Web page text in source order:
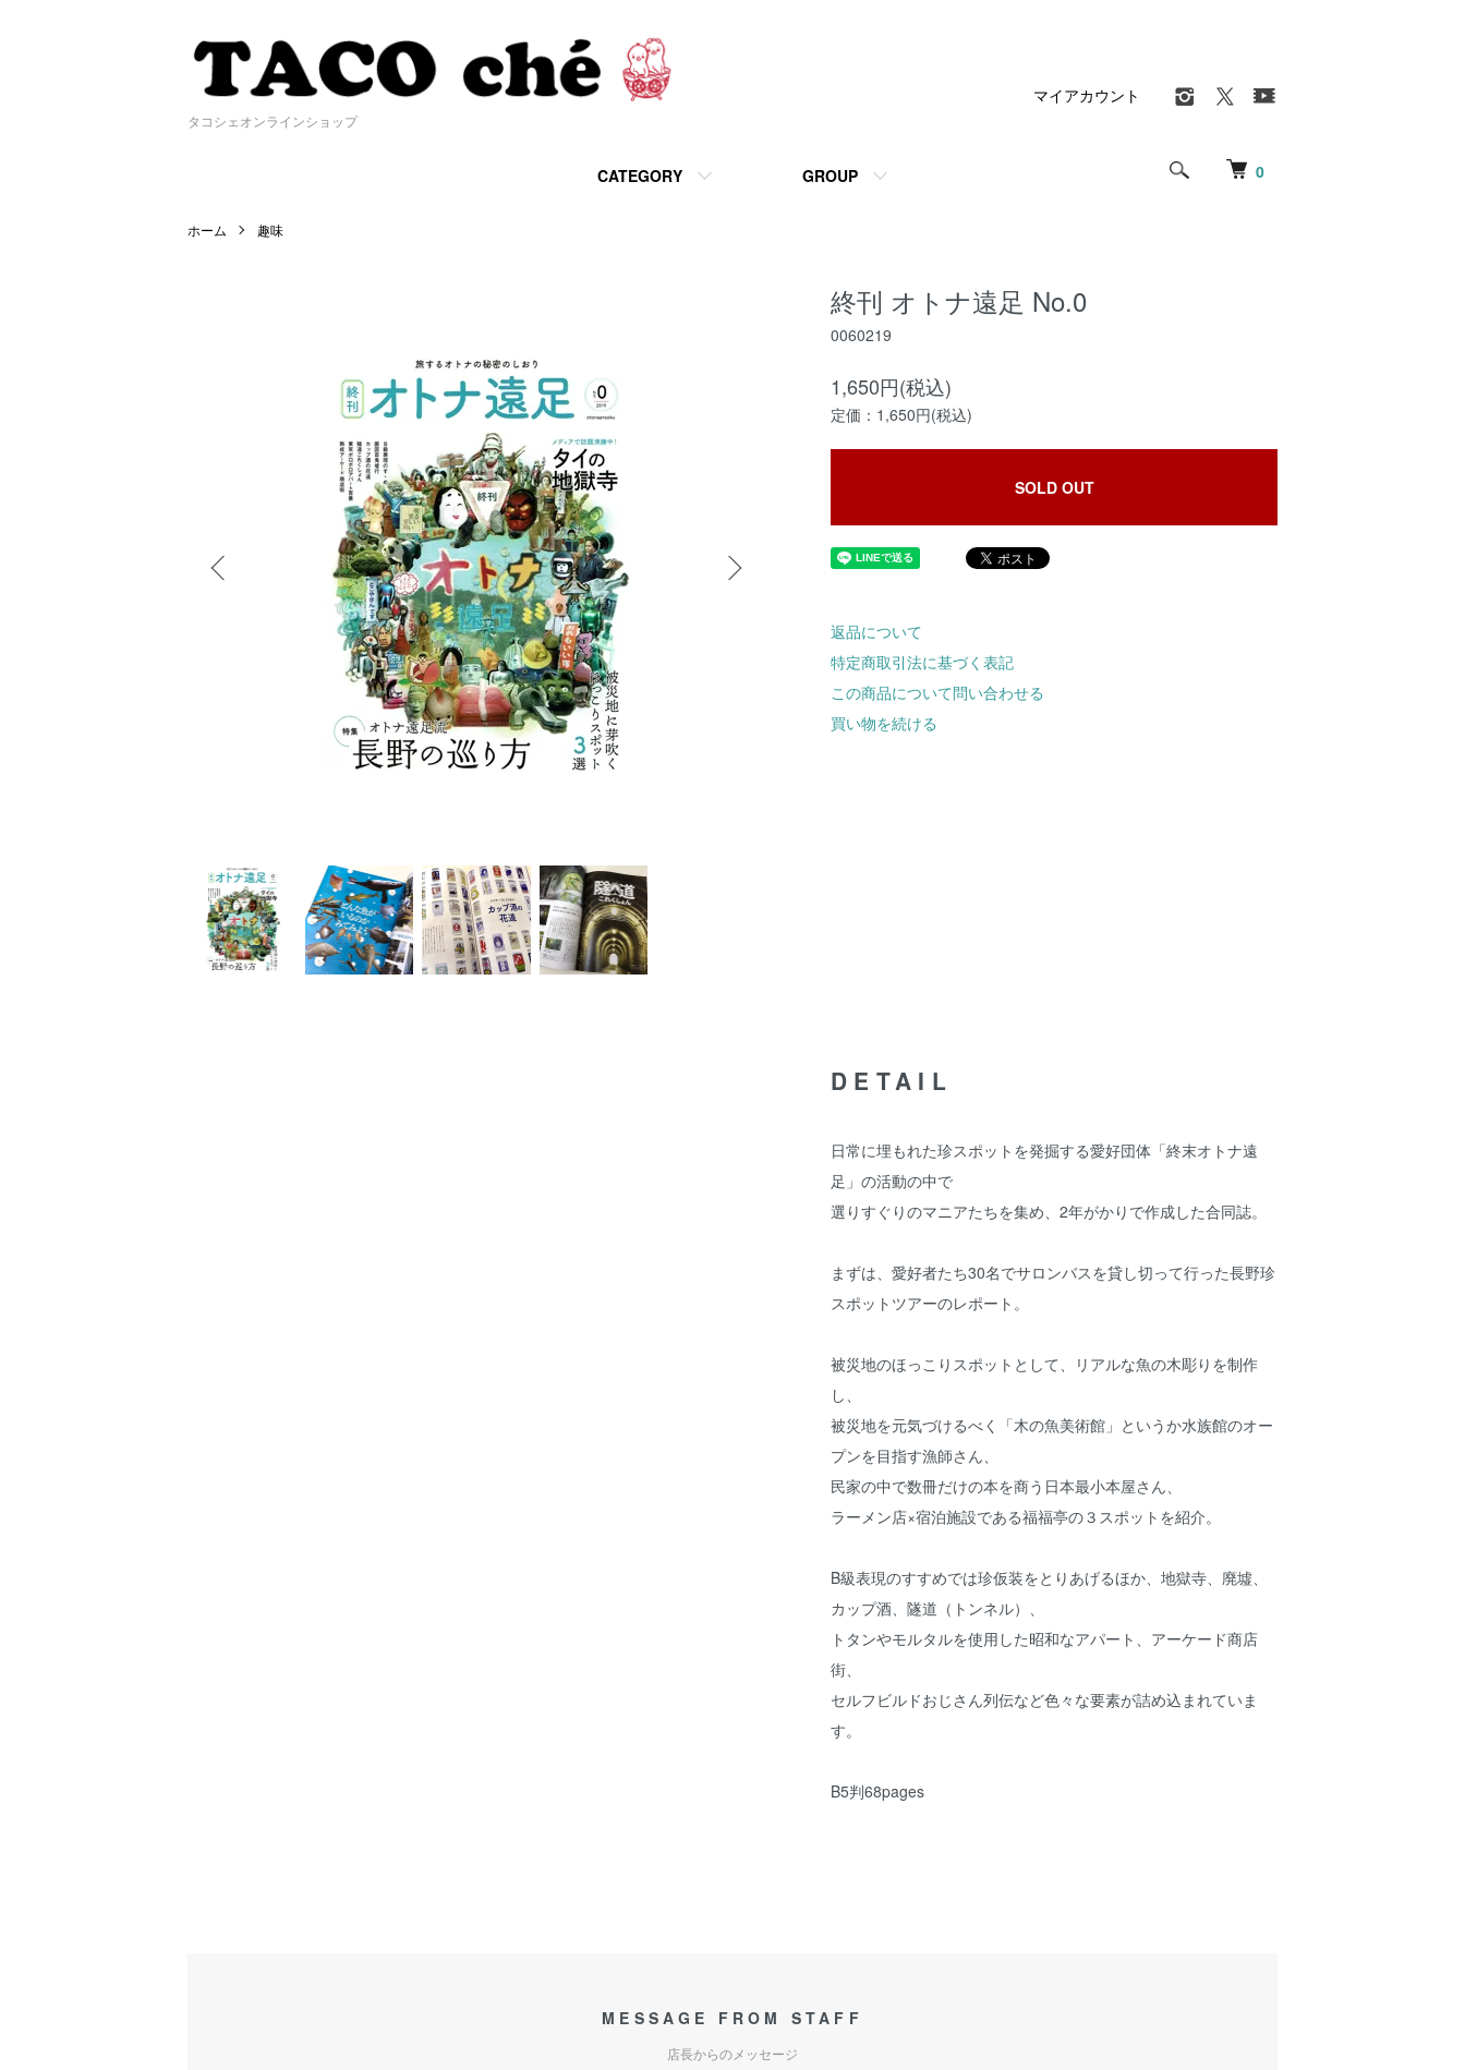
タコシェオンラインショップ
0
CATEGORY GROUP
マイアカウント
ホーム 趣味
終刊 オトナ遠足 No.0
0060219
1,650円(税込)
定価：1,650円(税込)
SOLD OUT
返品について
特定商取引法に基づく表記
この商品について問い合わせる
買い物を続ける
DETAIL
日常に埋もれた珍スポットを発掘する愛好団体「終末オトナ遠
足」の活動の中で
選りすぐりのマニアたちを集め、2年がかりで作成した合同誌。
まずは、愛好者たち30名でサロンバスを貸し切って行った長野珍
スポットツアーのレポート。
被災地のほっこりスポットとして、リアルな魚の木彫りを制作
し、
被災地を元気づけるべく「木の魚美術館」というか水族館のオー
プンを目指す漁師さん、
民家の中で数冊だけの本を商う日本最小本屋さん、
ラーメン店×宿泊施設である福福亭の３スポットを紹介。
B級表現のすすめでは珍仮装をとりあげるほか、地獄寺、廃墟、
カップ酒、隧道（トンネル）、
トタンやモルタルを使用した昭和なアパート、アーケード商店
街、
セルフビルドおじさん列伝など色々な要素が詰め込まれていま
す。
B5判68pages
MESSAGE FROM STAFF
店長からのメッセージ